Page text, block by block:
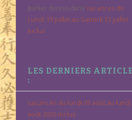
parker dennis dansVacances du
Lundi 19 juillet au Samedi 31 juillet
inclus
LES DERNIERS
:
Vacances du lundi 03 août au lundi
août 2026 inclus